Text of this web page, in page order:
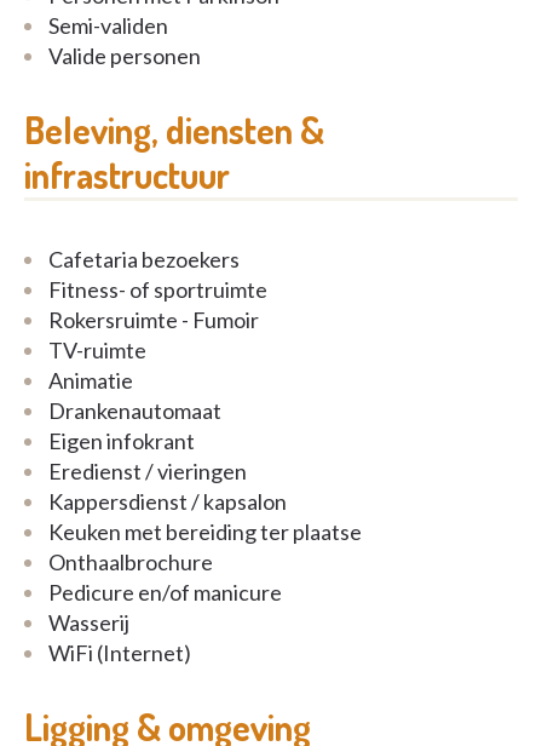
Semi-validen
Valide personen
Beleving, diensten &
infrastructuur
Cafetaria bezoekers
Fitness- of sportruimte
Rokersruimte - Fumoir
TV-ruimte
Animatie
Drankenautomaat
Eigen infokrant
Eredienst / vieringen
Kappersdienst / kapsalon
Keuken met bereiding ter plaatse
Onthaalbrochure
Pedicure en/of manicure
Wasserij
WiFi (Internet)
Ligging & omgeving